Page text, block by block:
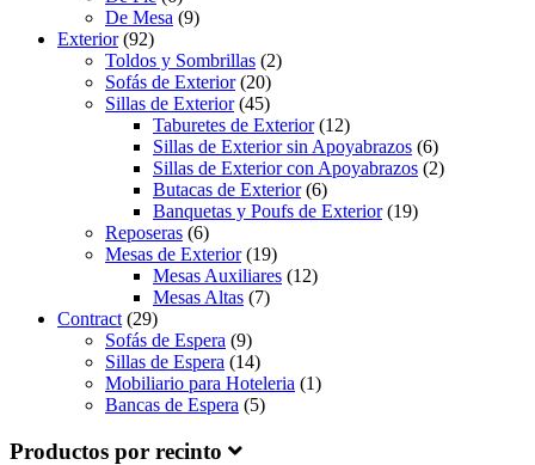
De Mesa (9)
Exterior(92)
Toldos y Sombrillas (2)
Sofás de Exterior(20)
Sillas de Exterior(45)
Taburetes de Exterior(12)
Sillas de Exterior sin Apoyabrazos (6)
Sillas de Exterior con Apoyabrazos (2)
Butacas de Exterior(6)
Banquetas y Poufs de Exterior(19)
Reposeras (6)
Mesas de Exterior(19)
Mesas Auxiliares (12)
Mesas Altas (7)
Contract (29)
Sofás de Espera (9)
Sillas de Espera (14)
Mobiliario para Hoteleria (1)
Bancas de Espera (5)
Productos por recinto